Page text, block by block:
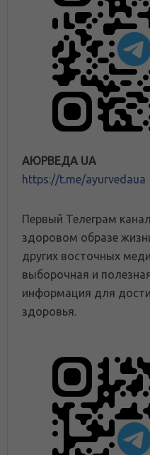
АЮРВЕДА UA
https://t.me/ayurvedaua
Первый Телеграм
здоровом образе
других восточных
выборочная и
информация для
здоровья.